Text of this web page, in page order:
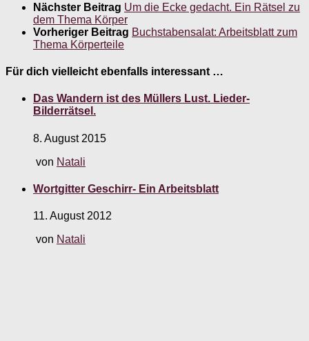
Nächster Beitrag Um die Ecke gedacht. Ein Rätsel zu
dem Thema Körper
Vorheriger Beitrag Buchstabensalat: Arbeitsblatt zum
Thema Körperteile
Für dich vielleicht ebenfalls interessant …
Das Wandern ist des Müllers Lust. Lieder-
Bilderrätsel.
8. August 2015
von Natali
Wortgitter Geschirr- Ein Arbeitsblatt
11. August 2012
von Natali